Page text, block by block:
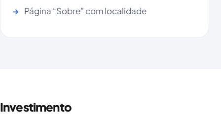
Página “Sobre” com localidade
Investimento